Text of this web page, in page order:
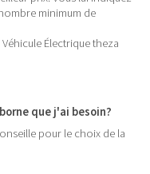
minimum de
que j'ai besoin?
pour le choix de la